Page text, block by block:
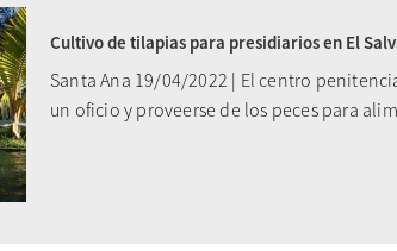
Cultivo de tilapias para presidiarios en El
Santa Ana 19/04/2022 | El centro
un oficio y proveerse de los peces para